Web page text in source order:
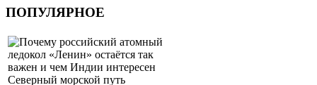
ПОПУЛЯРНОЕ